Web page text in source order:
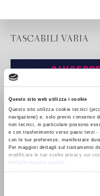
Questo sito web utilizza i cookie
Questo sito utilizza cookie tecnici
navigazione) e, solo previo consenso
non tecnici, in particolare possono
e con trasferimento verso paesi terzi
con le tue preferenze, manifestate
Per maggiori dettagli sul trattamento
modificare le tue scelte privacy sui
dell’
informativa cookie
TASCABILI VARIA